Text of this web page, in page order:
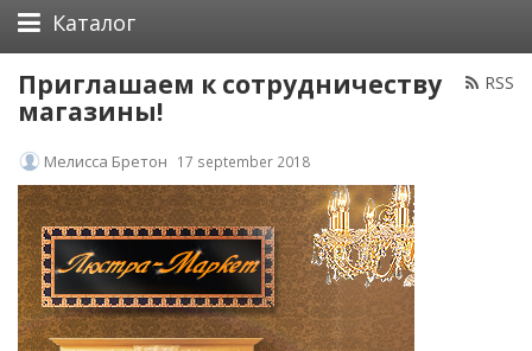
Каталог
RSS
Приглашаем к сотрудничеству
магазины!
Мелисса Бретон 17 september 2018